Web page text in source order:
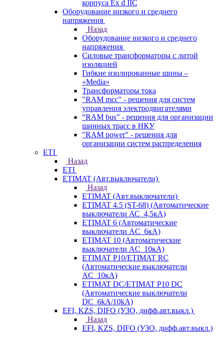
корпуса Ex d IIС
Оборудование низкого и среднего
напряжения
Назад
Оборудование низкого и среднего
напряжения
Силовые трансформаторы с литой
изоляцией
Гибкие изолированные шины –
«Media»
Трансформаторы тока
"RAM mcc" - решения для систем
управления электродвигателями
“RAM bus” - решения для организации
шинных трасс в НКУ
"RAM power" - решения для
организации систем распределения
ETI
Назад
ETI
ETIMAT (Авт.выключатели)
Назад
ETIMAT (Авт.выключатели)
ETIMAT 4.5 (ST-68) (Автоматические
выключатели АС_4,5кА)
ETIMAT 6 (Автоматические
выключатели AC_6кА)
ETIMAT 10 (Автоматические
выключатели AC_10кА)
ETIMAT P10/ETIMAT RC
(Автоматические выключатели
AC_10кА)
ETIMAT DC/ETIMAT P10 DC
(Автоматические выключатели
DC_6kA/10kA)
EFI, KZS, DIFO (УЗО, дифф.авт.выкл.)
Назад
EFI, KZS, DIFO (УЗО, дифф.авт.выкл.)